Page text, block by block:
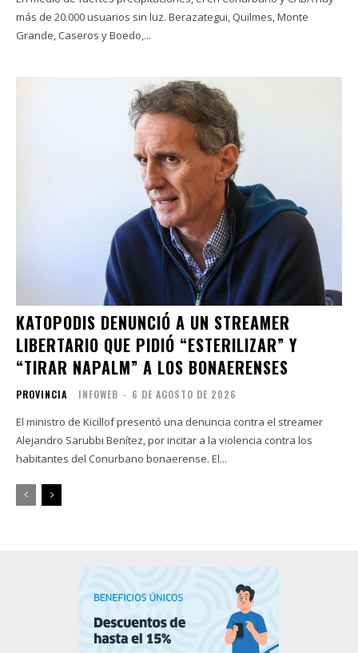
más de 20.000 usuarios sin luz. Berazategui, Quilmes, Monte
Grande, Caseros y Boedo,...
KATOPODIS DENUNCIÓ A UN STREAMER
LIBERTARIO QUE PIDIÓ “ESTERILIZAR” Y
“TIRAR NAPALM” A LOS BONAERENSES
PROVINCIA INFOWEB - 6 DE AGOSTO DE 2026
El ministro de Kicillof presentó una denuncia contra el streamer
Alejandro Sarubbi Benítez, por incitar a la violencia contra los
habitantes del Conurbano bonaerense. El...